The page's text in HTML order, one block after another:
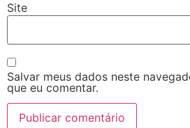
Site
Salvar meus dados neste
que eu comentar.